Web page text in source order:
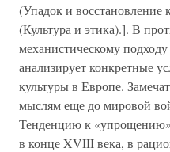
(Упадок и восстановление
(Культура и этика).]. В
механистическому
анализирует конкретные
культуры в Европе.
мыслям еще до мировой
Тенденцию к
в конце XVIII века, в